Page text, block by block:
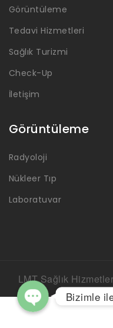
Görüntüleme
Tedavi Hizmetleri
Sağlık Turizmi
Check-Up
İletişim
Görüntüleme
Radyoloji
Nükleer Tıp
Laboratuvar
LMT Sağlık
Phone
Bizimle